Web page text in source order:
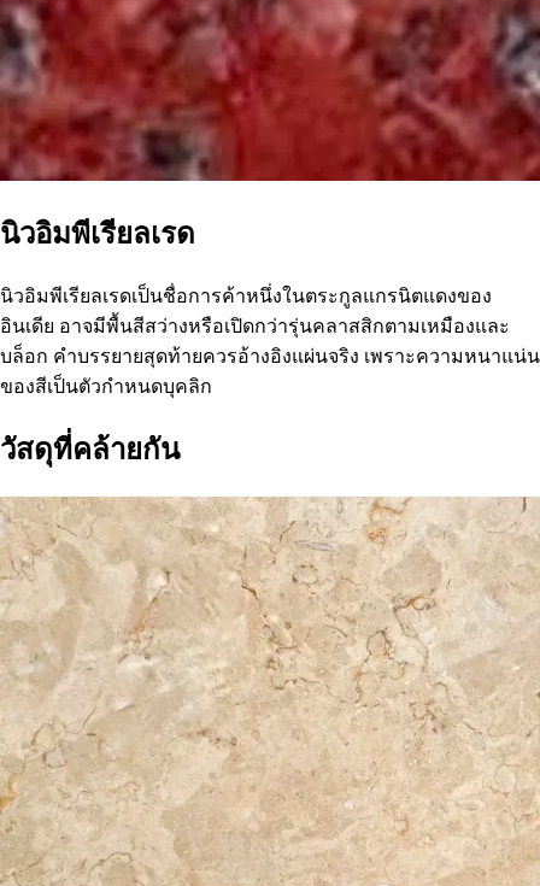
นิวอิมพีเรียลเรด
นิวอิมพีเรียลเรดเป็นชื่อการค้าหนึ่งในตระกูลแกรนิตแดงของ
อินเดีย อาจมีพื้นสีสว่างหรือเปิดกว่ารุ่นคลาสสิกตามเหมืองและ
บล็อก คำบรรยายสุดท้ายควรอ้างอิงแผ่นจริง เพราะความหนาแน่น
ของสีเป็นตัวกำหนดบุคลิก
วัสดุที่คล้ายกัน